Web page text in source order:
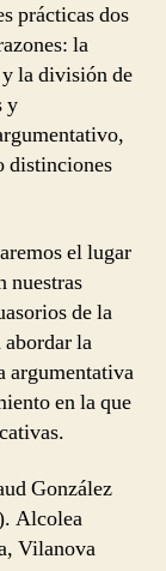
prácticas dos
la
la división de
y
distinciones
el lugar
nuestras
de la
abordar la
argumentativa
en la que
González
Alcolea
Vilanova